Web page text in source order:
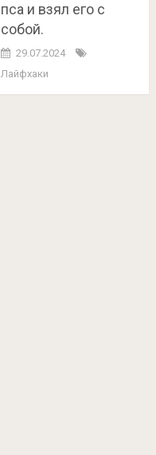
пса и взял его с
собой.
29.07.2024
Лайфхаки